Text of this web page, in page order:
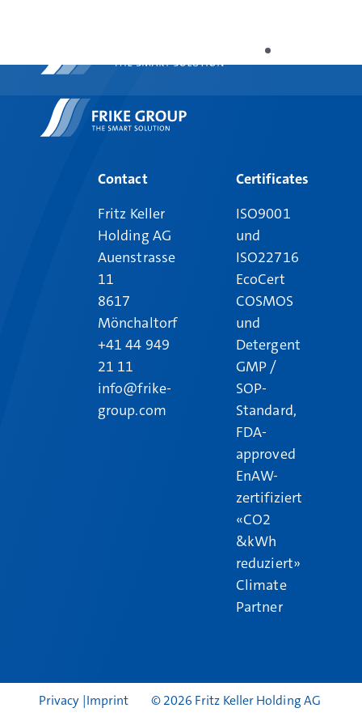
Contact
Fritz Keller
Holding AG
Auenstrasse
11
8617
Mönchaltorf
+41 44 949
21 11
info@frike-
group.com
Certificates
ISO9001
und
ISO22716
EcoCert
COSMOS
und
Detergent
GMP /
SOP-
Standard,
FDA-
approved
EnAW-
zertifiziert
«CO2
&kWh
reduziert»
Climate
Partner
Privacy Imprint © 2026 Fritz Keller Holding AG